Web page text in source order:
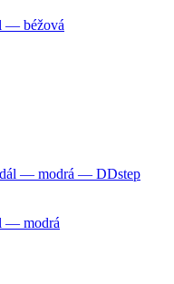
— béžová
— modrá